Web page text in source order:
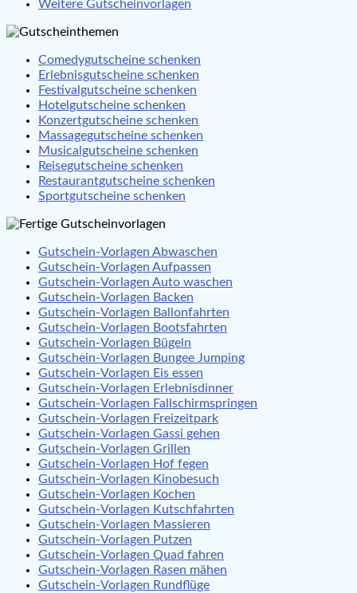
Weitere Gutscheinvorlagen
Comedygutscheine schenken
Erlebnisgutscheine schenken
Festivalgutscheine schenken
Hotelgutscheine schenken
Konzertgutscheine schenken
Massagegutscheine schenken
Musicalgutscheine schenken
Reisegutscheine schenken
Restaurantgutscheine schenken
Sportgutscheine schenken
Gutschein-Vorlagen Abwaschen
Gutschein-Vorlagen Aufpassen
Gutschein-Vorlagen Auto waschen
Gutschein-Vorlagen Backen
Gutschein-Vorlagen Ballonfahrten
Gutschein-Vorlagen Bootsfahrten
Gutschein-Vorlagen Bügeln
Gutschein-Vorlagen Bungee Jumping
Gutschein-Vorlagen Eis essen
Gutschein-Vorlagen Erlebnisdinner
Gutschein-Vorlagen Fallschirmspringen
Gutschein-Vorlagen Freizeitpark
Gutschein-Vorlagen Gassi gehen
Gutschein-Vorlagen Grillen
Gutschein-Vorlagen Hof fegen
Gutschein-Vorlagen Kinobesuch
Gutschein-Vorlagen Kochen
Gutschein-Vorlagen Kutschfahrten
Gutschein-Vorlagen Massieren
Gutschein-Vorlagen Putzen
Gutschein-Vorlagen Quad fahren
Gutschein-Vorlagen Rasen mähen
Gutschein-Vorlagen Rundflüge